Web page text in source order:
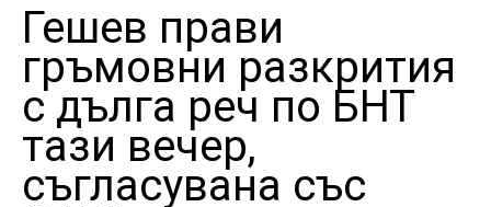
Гешев прави
гръмовни разкрития
с дълга реч по БНТ
тази вечер,
съгласувана със